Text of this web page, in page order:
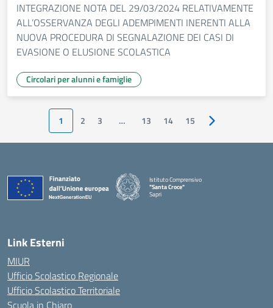
INTEGRAZIONE NOTA DEL 29/03/2024 RELATIVAMENTE
ALL’OSSERVANZA DEGLI ADEMPIMENTI INERENTI ALLA
NUOVA PROCEDURA DI SEGNALAZIONE DEI CASI DI
EVASIONE O ELUSIONE SCOLASTICA
Circolari per alunni e famiglie
1 2 3 … 13 14 15 Pagina
Istituto Comprensivo
"Santa Croce"
Sapri
— Visita la pagina iniziale della scuola
Link Esterni
MIUR
Ufficio Scolastico Regionale
Ufficio Scolastico Territoriale
Scuola in Chiaro